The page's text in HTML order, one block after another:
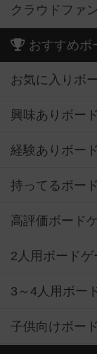
クラウドファ
おすすめボ
お気に入りボ
興味ありボー
経験ありボー
持ってるボー
高評価ボード
2人用ボード
3～4人用ボー
子供向けボー